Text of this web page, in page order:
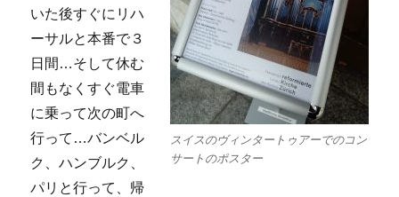
スイスのヴィンタートゥアーでのコン
サートのポスター
いた後すぐにリハ
ーサルと本番で３
日間…そして休む
間もなくすぐ電車
に乗って次の町へ
行って…バンベル
ク、ハンブルク、
パリと行って、帰